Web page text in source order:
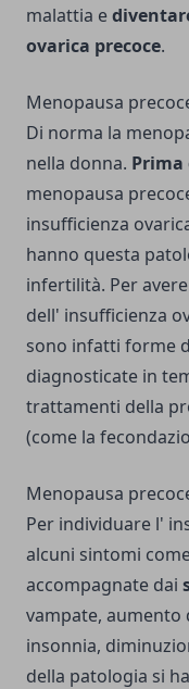
malattia e
ovarica precoce.
Menopausa
Di norma la
nella donna. Prima
menopausa
insufficienza
hanno questa
infertilità. Per
dell' insufficienza
sono infatti forme
diagnosticate in
trattamenti della
(come la
Menopausa
Per individuare l'
alcuni sintomi
accompagnate dai
vampate, aumento
insonnia,
della patologia si